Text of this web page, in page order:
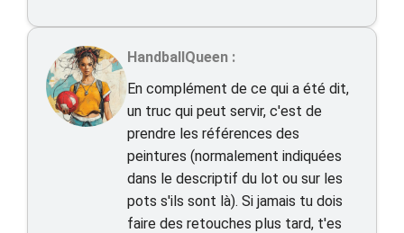
HandballQueen :
En complément de ce qui a été dit,
un truc qui peut servir, c'est de
prendre les références des
peintures (normalement indiquées
dans le descriptif du lot ou sur les
pots s'ils sont là). Si jamais tu dois
faire des retouches plus tard, t'es